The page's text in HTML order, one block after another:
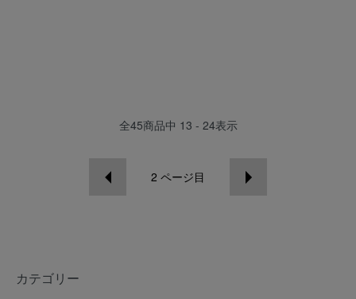
全45商品中 13 - 24表示
2 ページ目
カテゴリー